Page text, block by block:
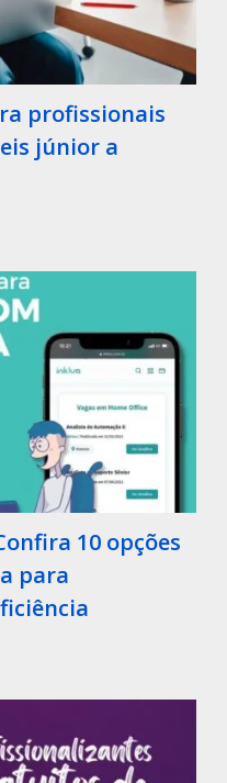
profissionais
júnior a
10 opções
para